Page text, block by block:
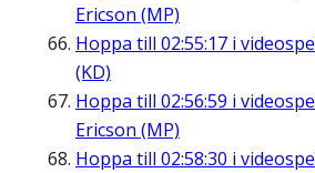
Ericson (MP)
Hoppa till 02:55:17 i
(KD)
Hoppa till 02:56:59 i
Ericson (MP)
Hoppa till 02:58:30 i